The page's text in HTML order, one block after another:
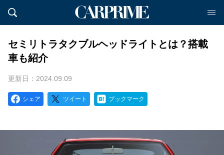
セミリトラタクブルヘッドライトとは？搭載
車も紹介
更新日：2024.09.09
シェア ツイート ブックマーク